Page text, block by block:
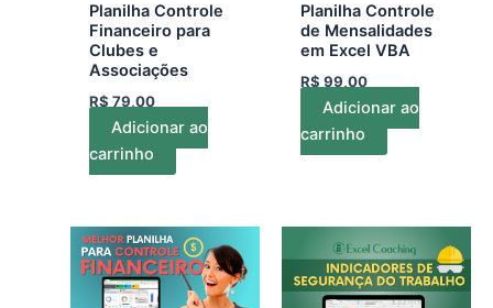
Planilha Controle
Financeiro para
Clubes e
Associações
R$ 79,00
Adicionar ao
carrinho
Planilha Controle
de Mensalidades
em Excel VBA
R$ 99,00
Adicionar ao
carrinho